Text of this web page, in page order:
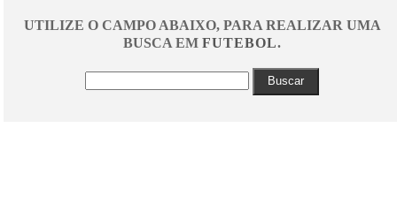
UTILIZE O CAMPO ABAIXO, PARA REALIZAR UMA
BUSCA EMFUTEBOL.
Buscar